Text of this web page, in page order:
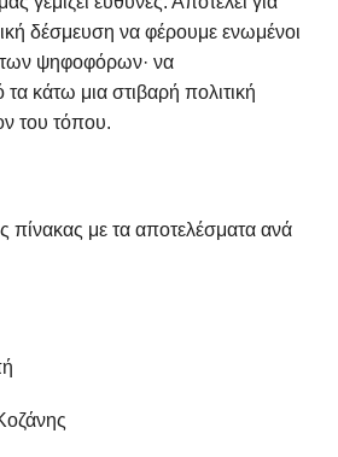
δέσμευση να φέρουμε ενωμένοι
των ψηφοφόρων· να
κάτω μια στιβαρή πολιτική
του τόπου.
πίνακας με τα αποτελέσματα ανά